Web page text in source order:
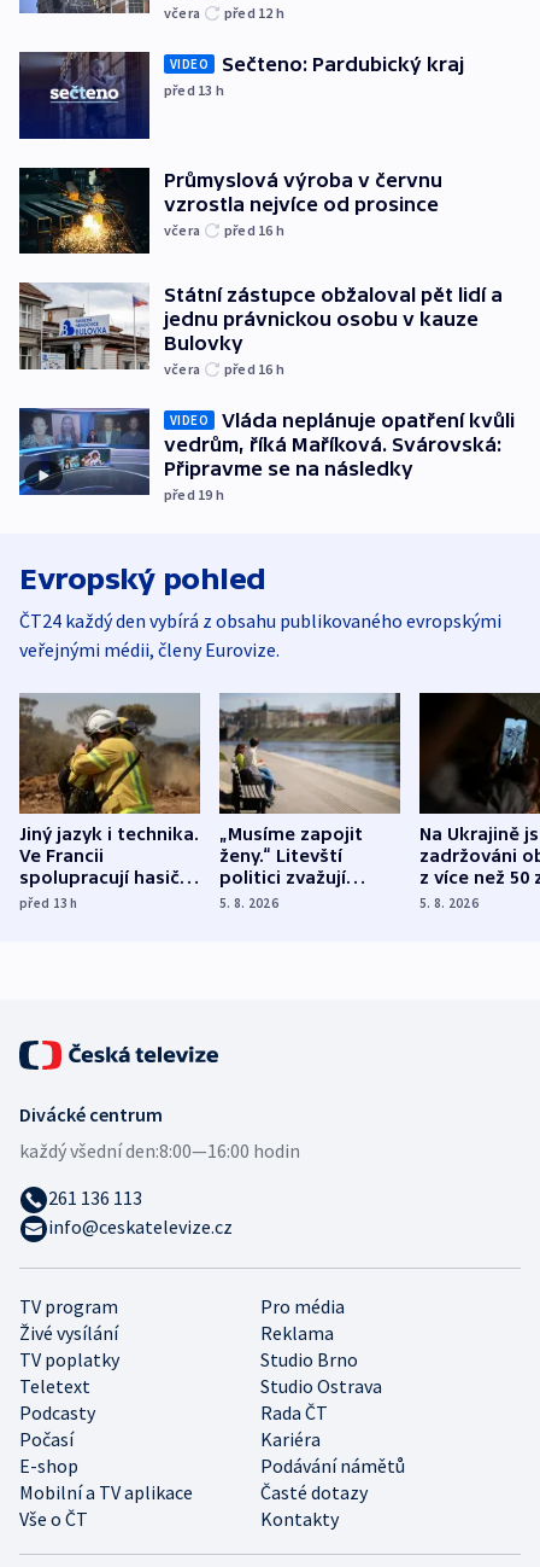
včera před 12 h
VIDEO Sečteno: Pardubický kraj
před 13 h
Průmyslová výroba v červnu
vzrostla nejvíce od prosince
včera před 16 h
Státní zástupce obžaloval pět lidí a
jednu právnickou osobu v kauze
Bulovky
včera před 16 h
VIDEO
Vláda neplánuje opatření kvůli
vedrům, říká Maříková. Svárovská:
Připravme se na následky
před 19 h
Evropský pohled
ČT24 každý den vybírá z obsahu publikovaného evropskými
veřejnými médii, členy Eurovize.
Jiný jazyk i technika.
Ve Francii
spolupracují hasiči z
různých zemí
před 13h
„Musíme zapojit
ženy.“ Litevští
politici zvažují
dohodu o
5. 8. 2026
Na Ukrajině
zadržováni
z více než 50
Bojovali na
5. 8. 2026
TV program
Pro média
Živé vysílání
Reklama
TV poplatky
Studio Brno
Teletext
Studio Ostrava
Podcasty
Rada ČT
Počasí
Kariéra
E-shop
Podávání námětů
Mobilní a TV aplikace
Časté dotazy
Vše o ČT
Kontakty
Divácké centrum
každý všední den:8:00—16:00 hodin
261 136 113
info@ceskatelevize.cz